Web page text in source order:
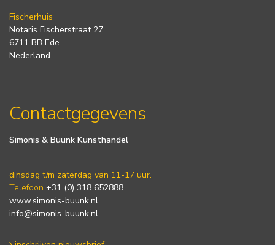
Fischerhuis
Notaris Fischerstraat 27
6711 BB Ede
Nederland
Contactgegevens
Simonis & Buunk Kunsthandel
dinsdag t/m zaterdag van 11-17 uur.
Telefoon +31 (0) 318 652888
www.simonis-buunk.nl
info@simonis-buunk.nl